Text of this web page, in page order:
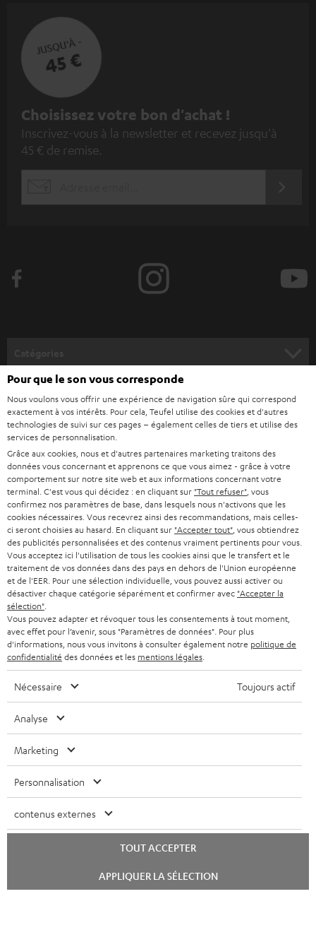
JUSQU'À -
45 €
I
n
s
z
u
s
à
l
a
n
e
w
s
l
e
t
t
e
r
Choisissez votre bon d'achat !
Inscrivez-vous à la newsletter et recevez jusqu'à
45 € de remise.
HOME CINEMA
SYSTEMES COMPLETS HOME CINEMA
STEREO
SMART HOME
BLUETOOTH
CASQUES AUDIO
CASQUES BLUETOOTH AUDIO
SYSTEMES COMPLETS
ENCEINTES
ÉCOUTEURS INTRA-AURICULAIRES
FANSHOP
NOUVEAUTÉS
SUPPORT
CARRIÈRE
PRESSE
B2B
BLOG
NEWSLETTER
MAGASINS
AVANTAGES D’ACHAT
L’HISTOIRE DE TEUFEL
MANAGEMENT
DEVELOPPEMENT DURABLE
VALEURS
ACCESSIBILITÉ
Boutiques en ligne Teufel
ALLEMAGNE
AUTRICHE
SUISSE
PAYS-BAS
BELGIQUE
FRANCE
ESPAGNE
USA
Sous réserve de modifications techniques, de fautes de frappe et d’autres
livraison. D’éventuels frais d’élimination des batteries sont inclus dans le prix.
©2026 Lautsprecher Teufel GmbH - Tous droits réservés.
Politique de confidentialité
chat
Pour que le son vous corresponde
Nous voulons vous offrir une expérience de navigation sûre qui correspond
exactement à vos intérêts. Pour cela, Teufel utilise des cookies et d'autres
technologies de suivi sur ces pages – également celles de tiers et utilise des
services de personnalisation.
Grâce aux cookies, nous et d'autres partenaires marketing traitons des
données vous concernant et apprenons ce que vous aimez - grâce à votre
comportement sur notre site web et aux informations concernant votre
terminal. C'est vous qui décidez : en cliquant sur "Tout refuser" , vous
confirmez nos paramètres de base, dans lesquels nous n'activons que les
cookies nécessaires. Vous recevrez ainsi des recommandations, mais celles-
ci seront choisies au hasard. En cliquant sur "Accepter tout" , vous obtiendrez
des publicités personnalisées et des contenus vraiment pertinents pour vous.
Vous acceptez ici l'utilisation de tous les cookies ainsi que le transfert et le
traitement de vos données dans des pays en dehors de l'Union européenne
et de l'EER. Pour une sélection individuelle, vous pouvez aussi activer ou
désactiver chaque catégorie séparément et confirmer avec "Accepter la
sélection"
Vous pouvez adapter et révoquer tous les consentements à tout moment,
avec effet pour l’avenir, sous "Paramètres de données". Pour plus
d'informations, nous vous invitons à consulter également notre politique de
confidentialité des données et les mentions légales
Nécessaire Toujours actif
Analyse
Marketing
Personnalisation
contenus externes
TOUT ACCEPTER
APPLIQUER LA SÉLECTION